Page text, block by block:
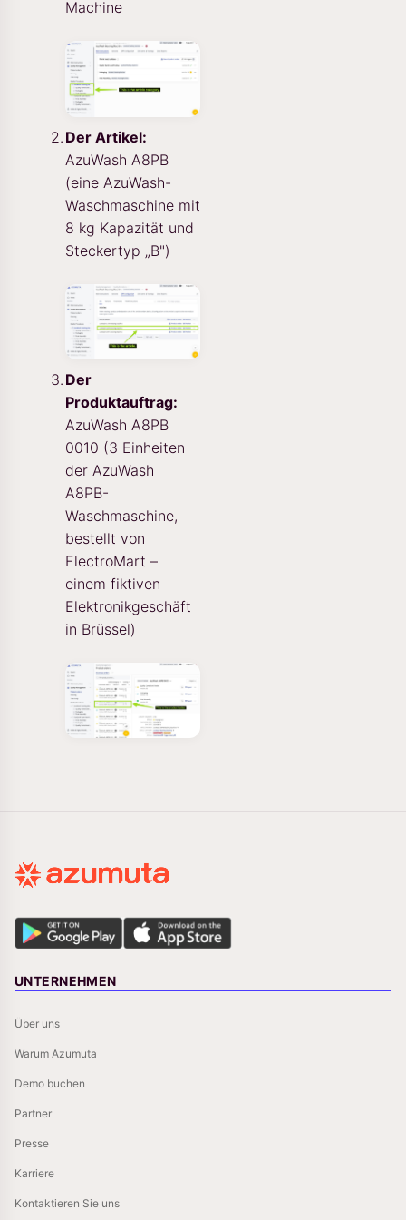
Machine
Der Artikel:
AzuWash A8PB
(eine AzuWash-
Waschmaschine mit
8 kg Kapazität und
Steckertyp „B")
Der
Produktauftrag:
AzuWash A8PB
0010 (3 Einheiten
der AzuWash
A8PB-
Waschmaschine,
bestellt von
ElectroMart –
einem fiktiven
Elektronikgeschäft
in Brüssel)
UNTERNEHMEN
Über uns
Warum Azumuta
Demo buchen
Partner
Presse
Karriere
Kontaktieren Sie uns